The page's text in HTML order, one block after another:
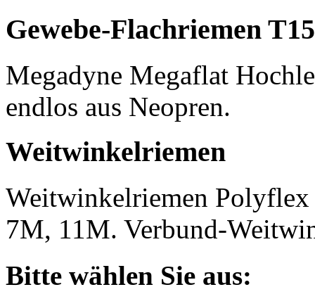
Gewebe-Flachriemen
Megadyne Megaflat
endlos aus Neopren.
Weitwinkelriemen
Weitwinkelriemen
7M, 11M. Verbund-
Bitte wählen Sie aus: